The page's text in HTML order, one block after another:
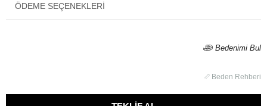
ÖDEME SEÇENEKLERI
Bedenimi Bul
Beden Rehberi